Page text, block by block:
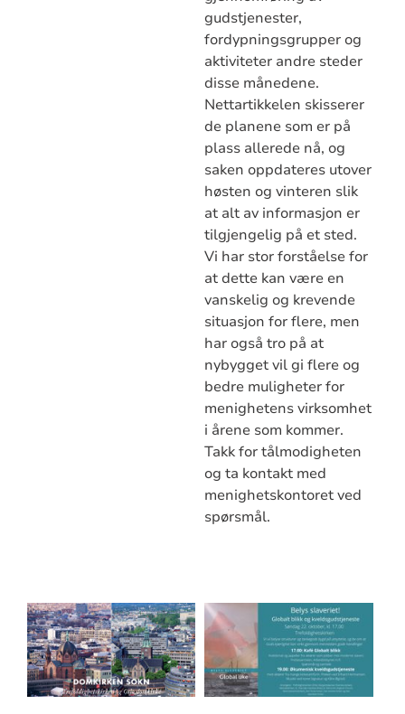
gudstjenester,
fordypningsgrupper og
aktiviteter andre steder
disse månedene.
Nettartikkelen skisserer
de planene som er på
plass allerede nå, og
saken oppdateres utover
høsten og vinteren slik
at alt av informasjon er
tilgjengelig på et sted.
Vi har stor forståelse for
at dette kan være en
vanskelig og krevende
situasjon for flere, men
har også tro på at
nybygget vil gi flere og
bedre muligheter for
menighetens virksomhet
i årene som kommer.
Takk for tålmodigheten
og ta kontakt med
menighetskontoret ved
spørsmål.